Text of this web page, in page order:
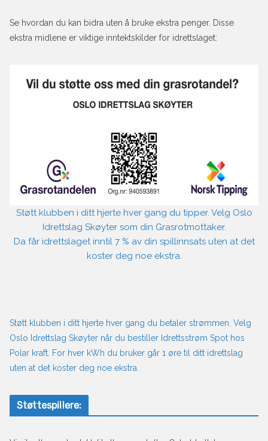
Se hvordan du kan bidra uten å bruke ekstra penger. Disse
ekstra midlene er viktige inntektskilder for idrettslaget:
Støtt klubben i ditt hjerte hver gang du tipper. Velg Oslo
Idrettslag Skøyter som din Grasrotmottaker.
Da får idrettslaget inntil 7 % av din spillinnsats uten at det
koster deg noe ekstra.
Støtt klubben i ditt hjerte hver gang du betaler strømmen. Velg
Oslo Idrettslag Skøyter når du bestiller Idrettsstrøm Spot hos
Polar kraft. For hver kWh du bruker går 1 øre til ditt idrettslag
uten at det koster deg noe ekstra.
Støttespillere: